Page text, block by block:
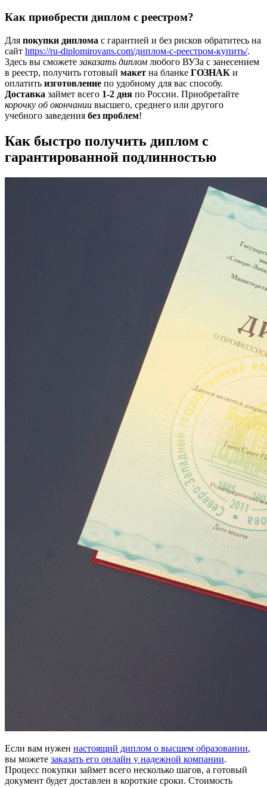
Как приобрести диплом с реестром?
Для покупки диплома с гарантией и без рисков обратитесь на
сайт https://ru-diplomirovans.com/диплом-с-реестром-купить/.
Здесь вы сможетезаказать диплом любого ВУЗа с занесением
в реестр, получить готовый макет на бланке ГОЗНАК и
оплатить изготовление по удобному для вас способу.
Доставка займет всего 1-2 дня по России. Приобретайте
корочку об окончании высшего, среднего или другого
учебного заведения без проблем!
Как быстро получить диплом с
гарантированной подлинностью
Если вам нужен настоящий диплом о высшем образовании,
вы можете заказать его онлайн у надежной компании.
Процесс покупки займет всего несколько шагов, а готовый
документ будет доставлен в короткие сроки. Стоимость